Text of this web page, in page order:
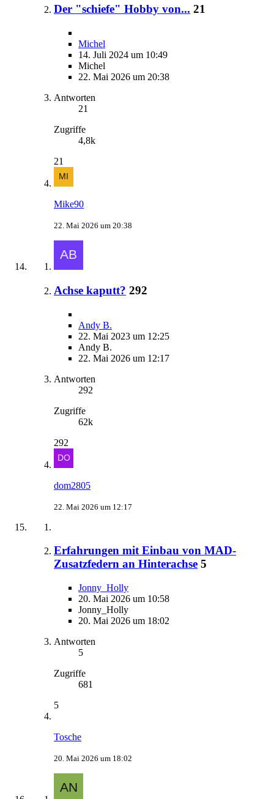
Der "schiefe" Hobby von... 21
Michel
14. Juli 2024 um 10:49
Michel
22. Mai 2026 um 20:38
Antworten
21
Zugriffe
4,8k
21
Mike90
22. Mai 2026 um 20:38
Achse kaputt? 292
Andy B.
22. Mai 2023 um 12:25
Andy B.
22. Mai 2026 um 12:17
Antworten
292
Zugriffe
62k
292
dom2805
22. Mai 2026 um 12:17
Erfahrungen mit Einbau von MAD-
Zusatzfedern an Hinterachse 5
Jonny_Holly
20. Mai 2026 um 10:58
Jonny_Holly
20. Mai 2026 um 18:02
Antworten
5
Zugriffe
681
5
Tosche
20. Mai 2026 um 18:02